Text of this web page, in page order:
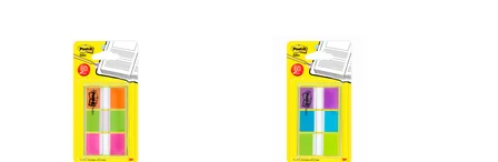
Caractéristiques générales
Caractéristiques générales
Catégorie de couleur Bleu, Jaune, Rose, Vert, Violet